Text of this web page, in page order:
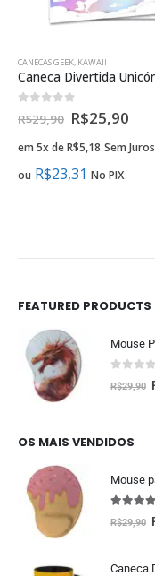
CANECAS GEEK, KAWAII
fora de 5
R$29,90 R$25,90
em 5x deR$5,18 Sem Juros
ou R$23,31 No PIX
FEATURED PRODUCTS
fora
R$29,90
OS MAIS VENDIDOS
Mouse
R$29,90